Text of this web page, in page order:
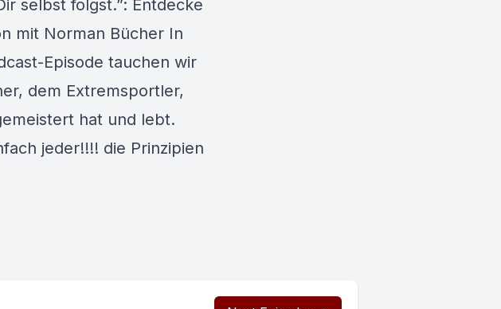
selbst folgst.”: Entdecke
mit Norman Bücher In
Episode tauchen wir
dem Extremsportler,
hat und lebt.
jeder!!!! die Prinzipien